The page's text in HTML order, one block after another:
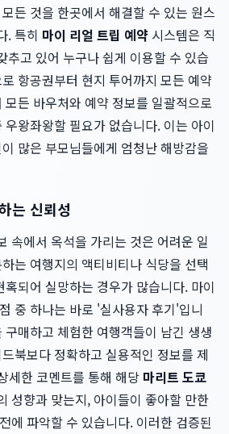
든 것을 한곳에서 해결할 수 있는 원스
. 특히 마이 리얼 트립 예약 시스템은 직
추고 있어 누구나 쉽게 이용할 수 있습
항공권부터 현지 투어까지 모든 예약
든 바우처와 예약 정보를 일괄적으로
왕좌왕할 필요가 없습니다. 이는 아이
많은 부모님들에게 엄청난 해방감을
는 신뢰성
속에서 옥석을 가리는 것은 어려운 일
는 여행지의 액티비티나 식당을 선택
되어 실망하는 경우가 많습니다. 마이
중 하나는 바로 '실사용자 후기'입니
매하고 체험한 여행객들이 남긴 생생
북보다 정확하고 실용적인 정보를 제
세한 코멘트를 통해 해당 마리트 도쿄
성향과 맞는지, 아이들이 좋아할 만한
에 파악할 수 있습니다. 이러한 검증된